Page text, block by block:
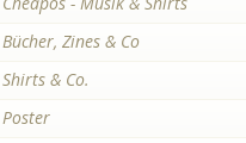
Bücher, Zines & Co
Shirts & Co.
Poster